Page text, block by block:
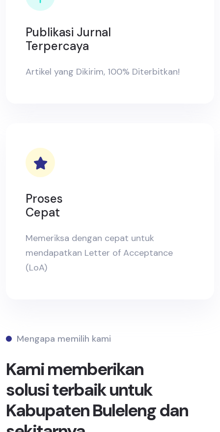
Publikasi Jurnal
Terpercaya
Artikel yang Dikirim, 100% Diterbitkan!
Proses
Cepat
Memeriksa dengan cepat untuk
mendapatkan Letter of Acceptance
(LoA)
Mengapa memilih kami
Kami memberikan
solusi terbaik untuk
Kabupaten Buleleng dan